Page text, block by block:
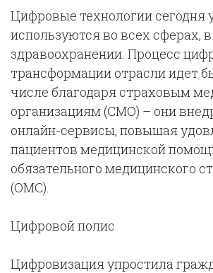
Цифровые технологии сегодня
используются во всех сферах,
здравоохранении. Процесс
трансформации отрасли идет
числе благодаря страховым
организациям (СМО) – они
онлайн-сервисы, повышая
пациентов медицинской
обязательного медицинского
(ОМС).
Цифровой полис
Цифровизация упростила